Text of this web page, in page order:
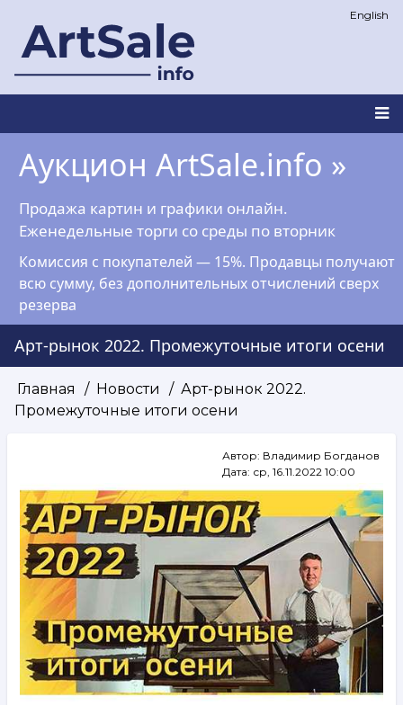
основному
English
Main
navigation
Аукцион ArtSale.info »
Продажа картин и графики онлайн.
Еженедельные торги со среды по вторник
Комиссия с покупателей — 15%. Продавцы получают
всю сумму, без дополнительных отчислений сверх
резерва
Арт-рынок 2022. Промежуточные итоги осени
Строка
навигации
Главная Новости
Арт-рынок 2022.
Промежуточные итоги осени
Автор: Владимир Богданов
Дата: ср, 16.11.2022 10:00